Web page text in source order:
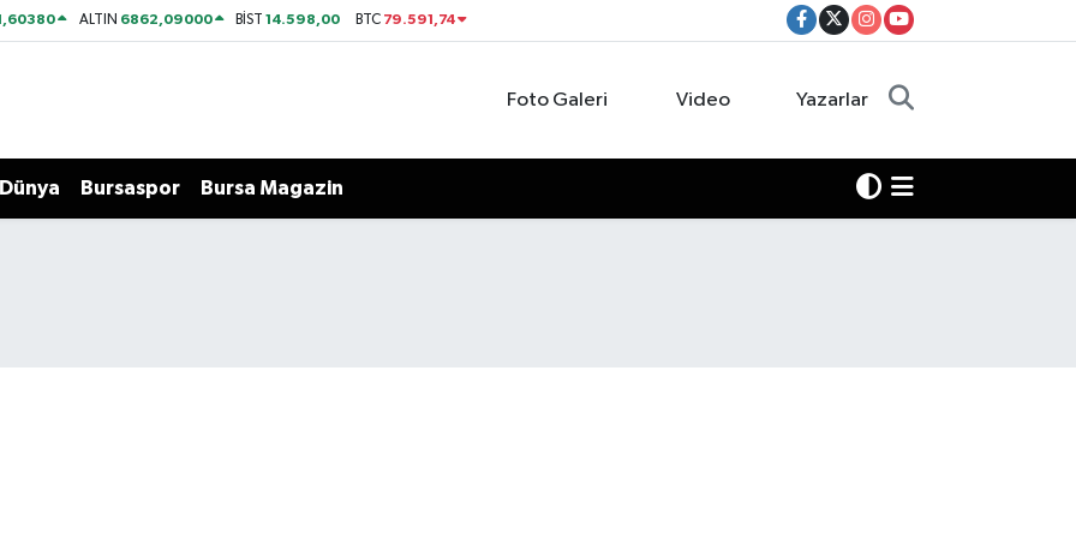
ALTIN 6862,09000 BİST14.598,00 BTC 79.591,74
Foto Galeri Video Yazarlar
Dünya Bursaspor Bursa Magazin